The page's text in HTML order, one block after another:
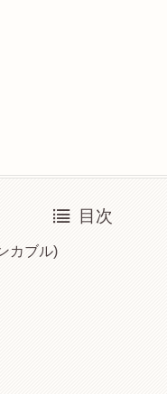
目次
カブル)